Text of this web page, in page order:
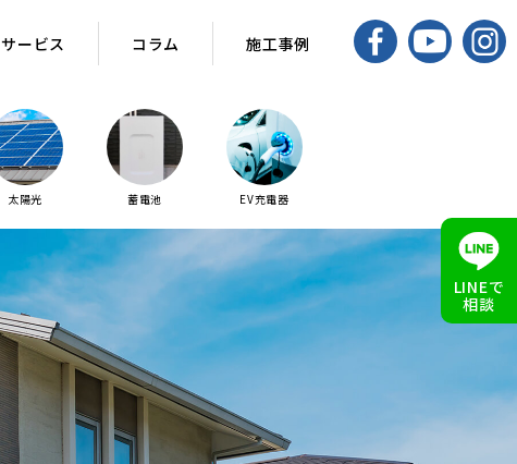
サービス コラム 施工事例
太陽光 蓄電池 EV充電器
LINEで
相談